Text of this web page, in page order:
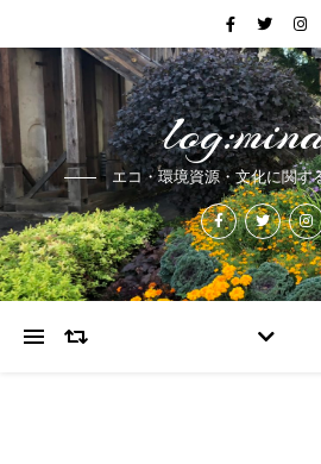
エコ・環境資源・文化に関す